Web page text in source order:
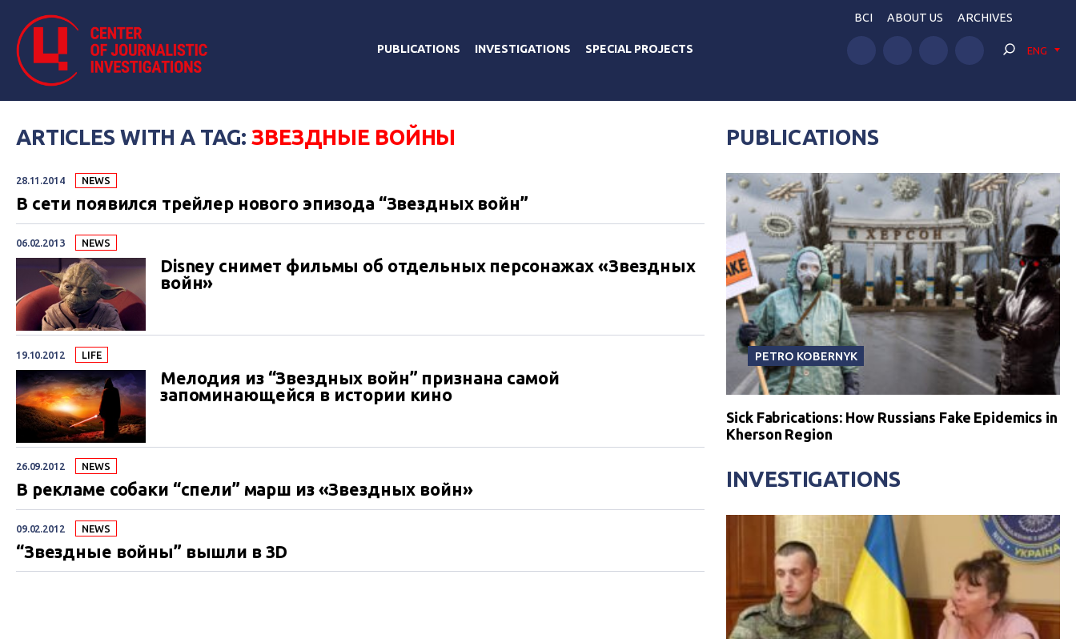
PUBLICATIONS INVESTIGATIONS SPECIAL PROJECTS
BCI ABOUT US ARCHIVES
ENG
ARTICLES WITH A TAG:ЗВЕЗДНЫЕ ВОЙНЫ
28.11.2014 NEWS
В сети появился трейлер нового эпизода “Звездных войн”
06.02.2013 NEWS
Disney снимет фильмы об отдельных персонажах «Звездных
войн»
19.10.2012 LIFE
Мелодия из “Звездных войн” признана самой
запоминающейся в истории кино
26.09.2012 NEWS
В рекламе собаки “спели” марш из «Звездных войн»
09.02.2012 NEWS
“Звездные войны” вышли в 3D
PUBLICATIONS
PETRO KOBERNYK
Sick Fabrications: How Russians Fake Epidemics in
Kherson Region
INVESTIGATIONS